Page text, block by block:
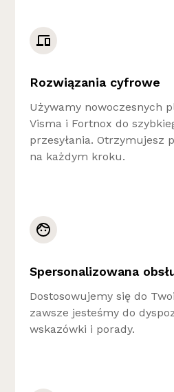
Rozwiązania cyfrowe
Używamy nowoczesnych
Visma i Fortnox do
przesyłania. Otrzymujesz
na każdym kroku.
Spersonalizowana
Dostosowujemy się do
zawsze jesteśmy do
wskazówki i porady.